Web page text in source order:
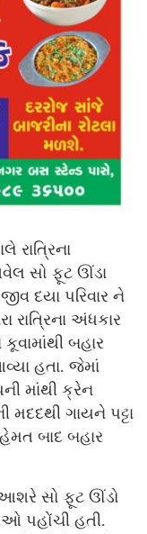
રાત્રિના
સો ફૂટ ઊંડા
દયા પરિવાર ને
રાત્રિના અંધકાર
બહાર
હતા. જેમાં
માંથી ક્રેન
ગાયને પટ્ટા
બાદ બહાર
આશરે સો ફૂટ ઊંડો
પહોંચી હતી.